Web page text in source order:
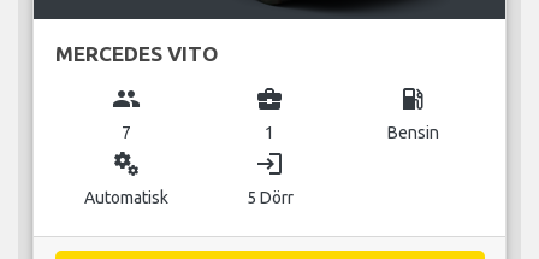
MERCEDES VITO
group
7
business_center
1
local_gas_station
Bensin
miscellaneous_services
Automatisk
login
5 Dörr